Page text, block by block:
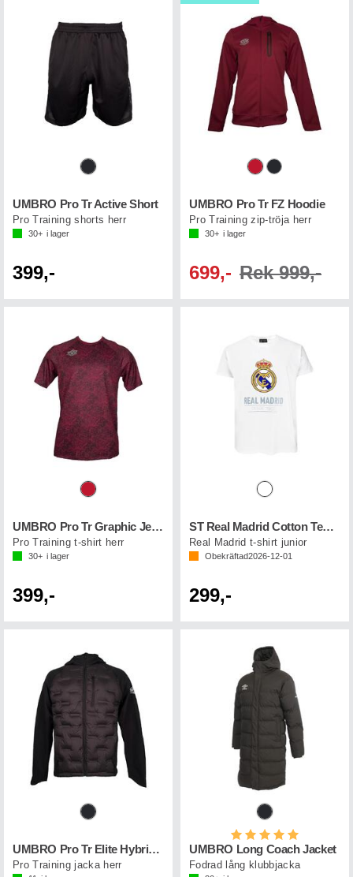
UMBRO Pro Tr Active Short
Pro Training shorts herr
30+ i lager
399,-
UMBRO Pro Tr FZ Hoodie
Pro Training zip-tröja herr
30+ i lager
699,- Rek 999,-
UMBRO Pro Tr Graphic Jersey
Pro Training t-shirt herr
30+ i lager
399,-
ST Real Madrid Cotton Tee 89 Jr
Real Madrid t-shirt junior
Obekräftad2026-12-01
299,-
UMBRO Pro Tr Elite Hybrid Jkt
Pro Training jacka herr
Betyg:
UMBRO Long Coach Jacket
Fodrad lång klubbjacka